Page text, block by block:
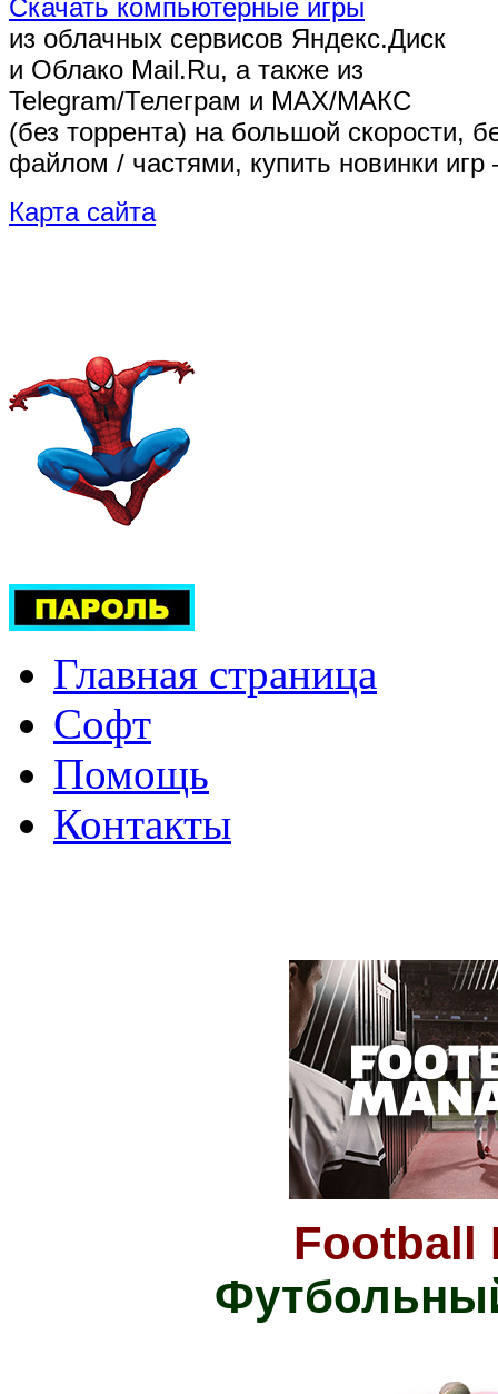
Скачать компьютерные игры
из облачных сервисов Яндекс.Диск
и Облако Mail.Ru, а также из
Telegram/Телеграм и MAX/МАКС
(без торрента) на большой скорости,
файлом / частями, купить новинки
Карта сайта
Главная страница
Софт
Помощь
Контакты
Football